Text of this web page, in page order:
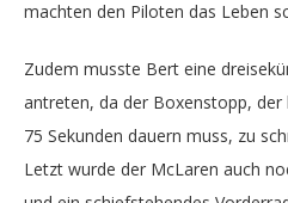
machten den Piloten das Leben
Zudem musste Bert eine
antreten, da der Boxenstopp,
75 Sekunden dauern muss, zu
Letzt wurde der McLaren auch